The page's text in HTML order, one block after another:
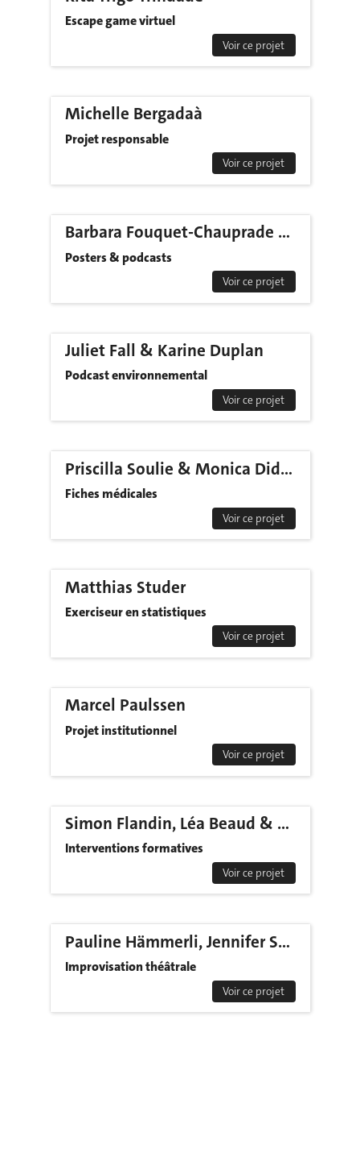
Escape game virtuel
Voir ce projet
Michelle Bergadaà
Projet responsable
Voir ce projet
Barbara Fouquet-Chauprade & Kristine Balslev
Posters & podcasts
Voir ce projet
Juliet Fall & Karine Duplan
Podcast environnemental
Voir ce projet
Priscilla Soulie & Monica Didier
Fiches médicales
Voir ce projet
Matthias Studer
Exerciseur en statistiques
Voir ce projet
Marcel Paulssen
Projet institutionnel
Voir ce projet
Simon Flandin, Léa Beaud & Rui Costa Machado
Interventions formatives
Voir ce projet
Pauline Hämmerli, Jennifer Socquet, Aurélia Platon, Nadia Bajwa, Lygia Pavitt
Improvisation théâtrale
Voir ce projet